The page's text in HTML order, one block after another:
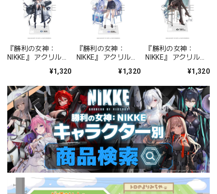
『勝利の女神：
NIKKE』 アクリルス
¥1,320
『勝利の女神：
NIKKE』 アクリルス
ォーチュンメイト
¥1,320
『勝利の女神：
NIKKE』 アクリルス
シャープレッスン
¥1,320